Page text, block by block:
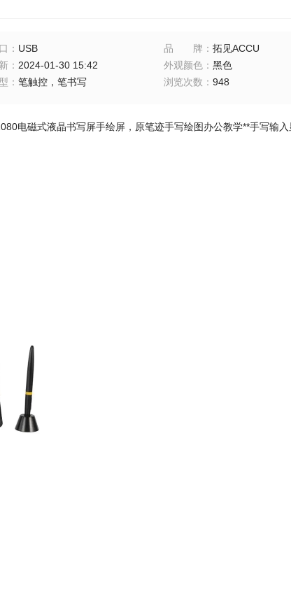
： USB 品牌 ：拓见ACCU
： 2024-01-30 15:42 外观颜色 ：黑色
： 笔触控，笔书写 浏览次数 ：948
电磁式液晶书写屏手绘屏，原笔迹手写绘图办公教学**手写输入